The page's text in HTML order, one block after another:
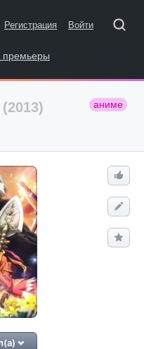
Регистрация Войти
премьеры
(2013) аниме